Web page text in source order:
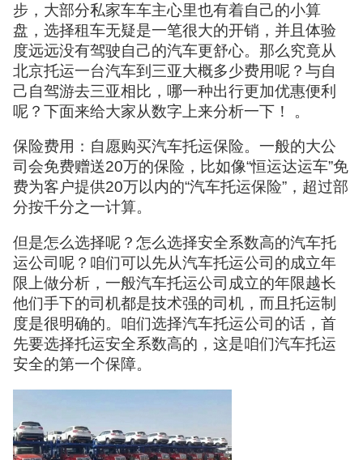
步，大部分私家车车主心里也有着自己的小算
盘，选择租车无疑是一笔很大的开销，并且体验
度远远没有驾驶自己的汽车更舒心。那么究竟从
北京托运一台汽车到三亚大概多少费用呢？与自
己自驾游去三亚相比，哪一种出行更加优惠便利
呢？下面来给大家从数字上来分析一下！ 。
保险费用：自愿购买汽车托运保险。一般的大公
司会免费赠送20万的保险，比如像“恒运达运车”免
费为客户提供20万以内的“汽车托运保险”，超过部
分按千分之一计算。
但是怎么选择呢？怎么选择安全系数高的汽车托
运公司呢？咱们可以先从汽车托运公司的成立年
限上做分析，一般汽车托运公司成立的年限越长
他们手下的司机都是技术强的司机，而且托运制
度是很明确的。咱们选择汽车托运公司的话，首
先要选择托运安全系数高的，这是咱们汽车托运
安全的第一个保障。